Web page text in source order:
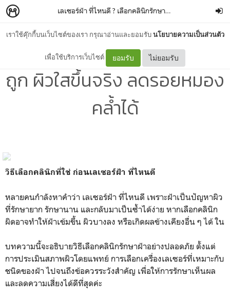
เราใช้คุ๊กกี้บนเว็บไซต์ของเรา กรุณาอ่านและยอมรับนโยบายความเป็นส่วนตัว
เพื่อใช้บริการเว็บไซต์ ยอมรับ ไม่ยอมรับ
เลเซอร์ฝ้า ที่ไหนดี ? เลือกคลินิกรักษาฝ้าปลอดภัย เห็นผลจริง
เลเซอร์ฝ้า ที่ไหนดี ? เลือกให้
ถูก ผิวใสขึ้นจริง ลดรอยหมอง
คล้ำได้
วิธีเลือกคลินิกที่ใช่ ก่อนเลเซอร์ฝ้า ที่ไหนดี
หลายคนกำลังหาคำว่า เลเซอร์ฝ้า ที่ไหนดี เพราะฝ้าเป็นปัญหาผิว
ที่รักษายาก รักษานาน และกลับมาเป็นซ้ำได้ง่าย หากเลือกคลินิก
ผิดอาจทำให้ฝ้าเข้มขึ้น ผิวบางลง หรือเกิดผลข้างเคียงอื่น ๆ ได้ ใน
บทความนี้จะอธิบายวิธีเลือกคลินิกรักษาฝ้าอย่างปลอดภัย ตั้งแต่
การประเมินสภาพผิวโดยแพทย์ การเลือกเครื่องเลเซอร์ที่เหมาะกับ
ชนิดของฝ้า ไปจนถึงข้อควรระวังสำคัญ เพื่อให้การรักษาเห็นผล
และลดความเสี่ยงได้ดีที่สุดค่ะ